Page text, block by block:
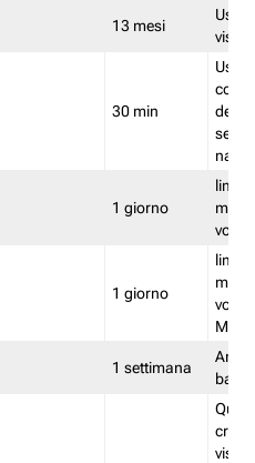
13 mesi
30 min
1 giorno
1 giorno
1 settimana